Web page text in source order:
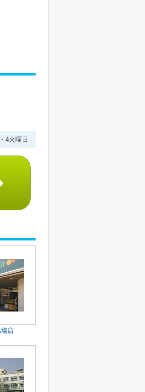
4火曜日
店